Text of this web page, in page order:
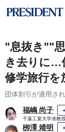
"息抜き""
き去りに…
修学旅行を
団体割引が適用さ
福嶋 尚子
千葉工業大学准教
栁澤 靖明